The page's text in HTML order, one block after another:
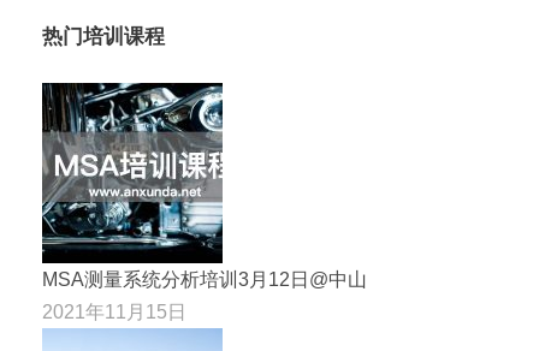
热门培训课程
MSA测量系统分析培训3月12日@中山
2021年11月15日